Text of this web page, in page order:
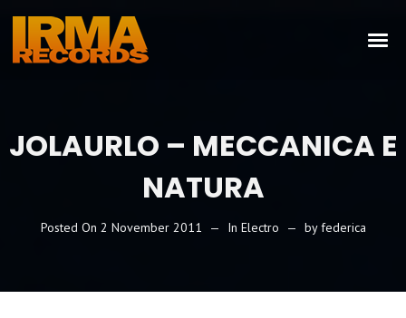
JOLAURLO – MECCANICA E
NATURA
Posted On 2 November 2011 In Electro byfederica